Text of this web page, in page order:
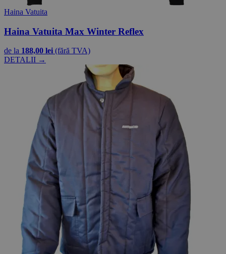
Haina Vatuita
Haina Vatuita Max Winter Reflex
de la 188,00 lei (fără TVA)
DETALII →